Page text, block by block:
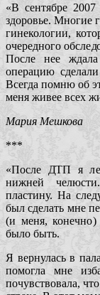
«В сентябре
здоровье. Многие
гинекологии,
очередного
После нее ждала
операцию
Всегда помню об
меня живее всех
Мария Мешкова
***
«После ДТП я
нижней
пластину. На
был сделать мне
(и меня, конечно)
было быть.
Я вернулась в
помогла мне
почувствовала,